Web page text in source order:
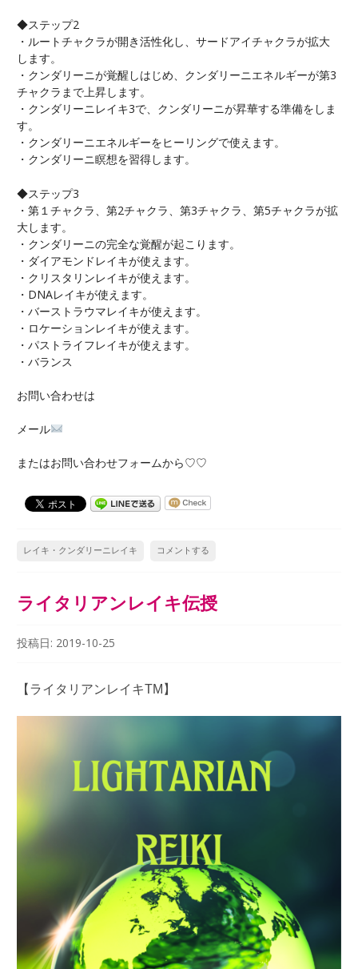
◆ステップ2
・ルートチャクラが開き活性化し、サードアイチャクラが拡大
します。
・クンダリーニが覚醒しはじめ、クンダリーニエネルギーが第3
チャクラまで上昇します。
・クンダリーニレイキ3で、クンダリーニが昇華する準備をしま
す。
・クンダリーニエネルギーをヒーリングで使えます。
・クンダリーニ瞑想を習得します。
◆ステップ3
・第１チャクラ、第2チャクラ、第3チャクラ、第5チャクラが拡
大します。
・クンダリーニの完全な覚醒が起こります。
・ダイアモンドレイキが使えます。
・クリスタリンレイキが使えます。
・DNAレイキが使えます。
・バーストラウマレイキが使えます。
・ロケーションレイキが使えます。
・パストライフレイキが使えます。
・バランス
お問い合わせは
メール
またはお問い合わせフォームから♡♡
レイキ・クンダリーニレイキ コメントする
ライタリアンレイキ伝授
投稿日: 2019-10-25
【ライタリアンレイキTM 】